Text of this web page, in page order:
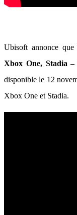
Ubisoft annonce
Xbox One, Stadia –
disponible le 12
Xbox One et Stadia.